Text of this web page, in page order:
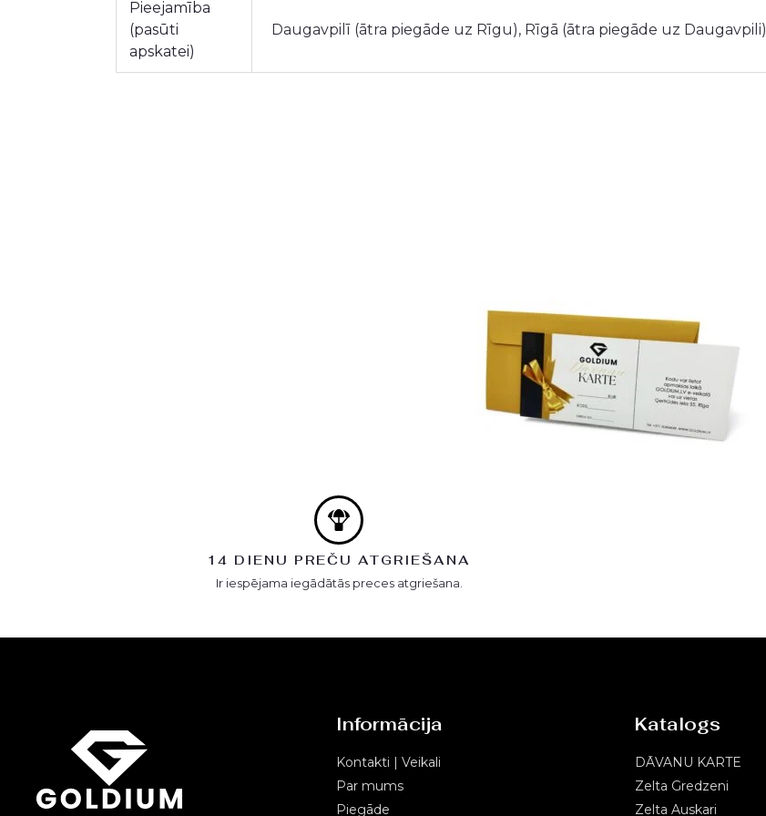
Pieejamība
(pasūti
apskatei)
Daugavpilī (ātra piegāde uz Rīgu), Rīgā (ātra piegāde uz Daugavpili)
14 DIENU PREČU ATGRIEŠANA
Ir iespējama iegādātās preces atgriešana.
Informācija
Kontakti | Veikali
Par mums
Piegāde
Katalogs
DĀVANU KARTE
Zelta Gredzeni
Zelta Auskari